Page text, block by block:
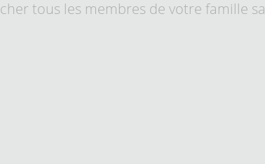
tous les membres de votre famille